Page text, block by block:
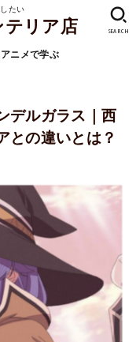
たい
テリア店
アニメで学ぶ
SEARCH
デルガラス｜西
との違いとは？